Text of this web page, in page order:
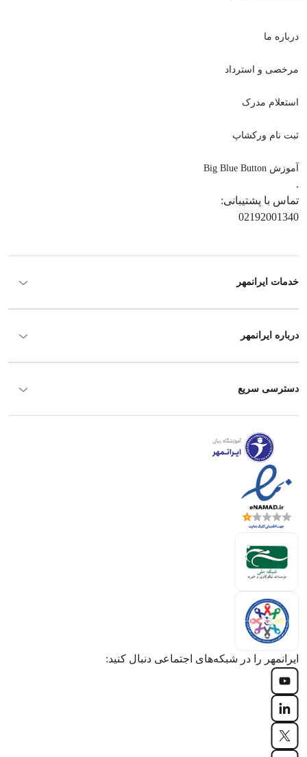
درباره ما
مرخصی و استرداد
استعلام مدرک
ثبت نام ورکشاپ
آموزش Big Blue Button
.
تماس با پشتیبانی:
02192001340
خدمات ایرانمهر
درباره ایرانمهر
دسترسی سریع
ایرانمهر را در شبکه‌های اجتماعی دنبال کنید: